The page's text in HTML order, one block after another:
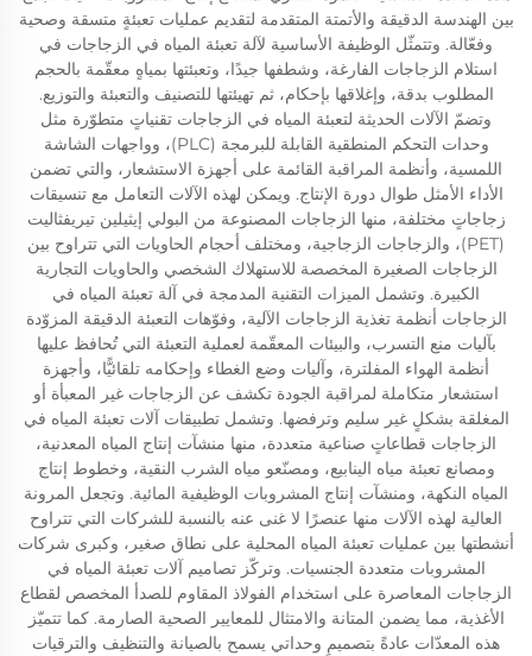
بين الهندسة الدقيقة والأتمتة المتقدمة لتقديم عمليات تعبئةٍ متسقة وصحية
وفعّالة. وتتمثّل الوظيفة الأساسية لآلة تعبئة المياه في الزجاجات في
استلام الزجاجات الفارغة، وشطفها جيدًا، وتعبئتها بمياهٍ معقّمة بالحجم
المطلوب بدقة، وإغلاقها بإحكام، ثم تهيئتها للتصنيف والتعبئة والتوزيع.
وتضمّ الآلات الحديثة لتعبئة المياه في الزجاجات تقنياتٍ متطوّرة مثل
وحدات التحكم المنطقية القابلة للبرمجة (PLC)، وواجهات الشاشة
اللمسية، وأنظمة المراقبة القائمة على أجهزة الاستشعار، والتي تضمن
الأداء الأمثل طوال دورة الإنتاج. ويمكن لهذه الآلات التعامل مع تنسيقات
زجاجاتٍ مختلفة، منها الزجاجات المصنوعة من البولي إيثيلين تيريفثاليت
(PET)، والزجاجات الزجاجية، ومختلف أحجام الحاويات التي تتراوح بين
الزجاجات الصغيرة المخصصة للاستهلاك الشخصي والحاويات التجارية
الكبيرة. وتشمل الميزات التقنية المدمجة في آلة تعبئة المياه في
الزجاجات أنظمة تغذية الزجاجات الآلية، وفوّهات التعبئة الدقيقة المزوّدة
بآليات منع التسرب، والبيئات المعقّمة لعملية التعبئة التي تُحافظ عليها
أنظمة الهواء المفلترة، وآليات وضع الغطاء وإحكامه تلقائيًّا، وأجهزة
استشعار متكاملة لمراقبة الجودة تكشف عن الزجاجات غير المعبأة أو
المغلقة بشكلٍ غير سليم وترفضها. وتشمل تطبيقات آلات تعبئة المياه في
الزجاجات قطاعاتٍ صناعية متعددة، منها منشآت إنتاج المياه المعدنية،
ومصانع تعبئة مياه الينابيع، ومصنّعو مياه الشرب النقية، وخطوط إنتاج
المياه النكهة، ومنشآت إنتاج المشروبات الوظيفية المائية. وتجعل المرونة
العالية لهذه الآلات منها عنصرًا لا غنى عنه بالنسبة للشركات التي تتراوح
أنشطتها بين عمليات تعبئة المياه المحلية على نطاق صغير، وكبرى شركات
المشروبات متعددة الجنسيات. وتركّز تصاميم آلات تعبئة المياه في
الزجاجات المعاصرة على استخدام الفولاذ المقاوم للصدأ المخصص لقطاع
الأغذية، مما يضمن المتانة والامتثال للمعايير الصحية الصارمة. كما تتميّز
هذه المعدّات عادةً بتصميمٍ وحداتي يسمح بالصيانة والتنظيف والترقيات